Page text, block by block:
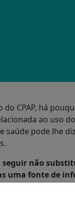
do CPAP, há
ao uso
saúde pode lhe
seguir não
uma fonte de
sobre a sua
sem consultar